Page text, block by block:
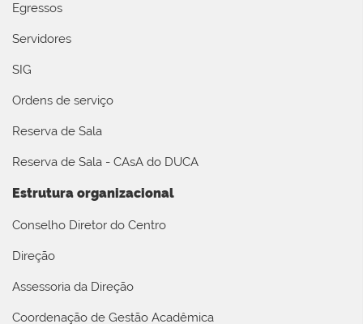
Egressos
Servidores
SIG
Ordens de serviço
Reserva de Sala
Reserva de Sala - CAsA do DUCA
Estrutura organizacional
Conselho Diretor do Centro
Direção
Assessoria da Direção
Coordenação de Gestão Acadêmica